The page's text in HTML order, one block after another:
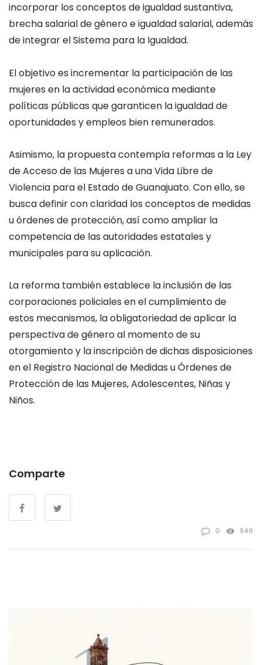
incorporar los conceptos de igualdad sustantiva,
brecha salarial de género e igualdad salarial, además
de integrar el Sistema para la Igualdad.
El objetivo es incrementar la participación de las
mujeres en la actividad económica mediante
políticas públicas que garanticen la igualdad de
oportunidades y empleos bien remunerados.
Asimismo, la propuesta contempla reformas a la Ley
de Acceso de las Mujeres a una Vida Libre de
Violencia para el Estado de Guanajuato. Con ello, se
busca definir con claridad los conceptos de medidas
u órdenes de protección, así como ampliar la
competencia de las autoridades estatales y
municipales para su aplicación.
La reforma también establece la inclusión de las
corporaciones policiales en el cumplimiento de
estos mecanismos, la obligatoriedad de aplicar la
perspectiva de género al momento de su
otorgamiento y la inscripción de dichas disposiciones
en el Registro Nacional de Medidas u Órdenes de
Protección de las Mujeres, Adolescentes, Niñas y
Niños.
Comparte
0 946